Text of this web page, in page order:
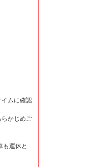
ムに確認
かじめご
も運休と